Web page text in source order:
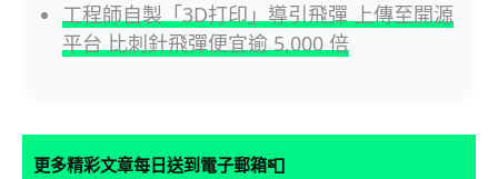
工程師自製「3D打印」導引飛彈 上傳至開源
平台 比刺針飛彈便宜逾 5,000 倍
更多精彩文章每日送到電子郵箱📮